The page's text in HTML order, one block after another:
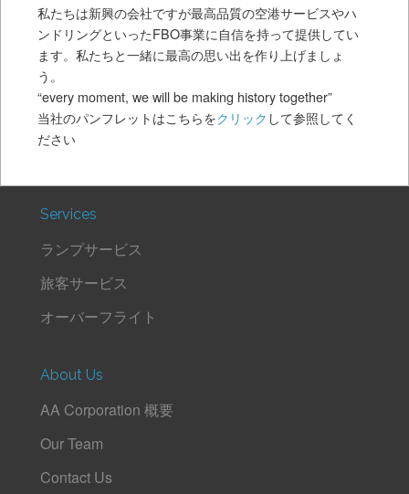
私たちは新興の会社ですが最高品質の空港サービスやハ
ンドリングといったFBO事業に自信を持って提供してい
ます。私たちと一緒に最高の思い出を作り上げましょ
う。
“every moment, we will be making history together”
当社のパンフレットはこちらをクリック して参照してく
ださい
Services
ランプサービス
旅客サービス
オーバーフライト
About Us
AA Corporation 概要
Our Team
Contact Us